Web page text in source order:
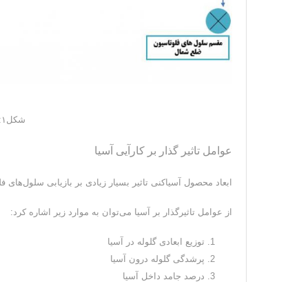
شکل۱: مدار آسیاکنی کارخانه پرعیارکنی۱
عوامل تاثیر گذار بر کارآیی آسیا
ابعاد محصول آسیاکنی تاثیر بسیار زیادی بر بازیابی
از عوامل تاثیرگذار بر آسیا می‌توان به موارد زیر اشاره کرد:
توزیع ابعادی گلوله در آسیا
پرشدگی گلوله درون آسیا
درصد جامد داخل آسیا